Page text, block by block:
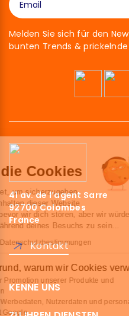
Melden Sie sich für den
bunten Trends &
41 av. de l’agent Sarre
92700 Colombes
France
Kontakt
KENNE UNS
Hallo!
Wir sind die
Wir haben gewartet, um
dass du an den Inhalten dieser
interessiert bist, bevor wir dich
deine Begleiter während deines
Lesen Sie unsere
Hier ist der Grund, warum
Optimierung der Promotion
Dienstleistungen
Teile Analysen, Werbedaten,
Werbedaten mit Google